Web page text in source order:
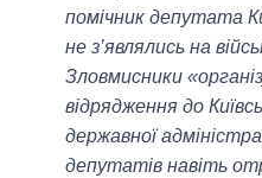
помічник депутата
не з’являлись на
Зловмисники
відрядження до
державної
депутатів навіть